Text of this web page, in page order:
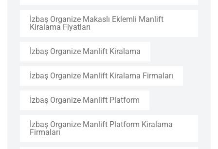
İzbaş Organize Makaslı Eklemli Manlift
Kiralama Fiyatları
İzbaş Organize Manlift Kiralama
İzbaş Organize Manlift Kiralama Firmaları
İzbaş Organize Manlift Platform
İzbaş Organize Manlift Platform Kiralama
Firmaları